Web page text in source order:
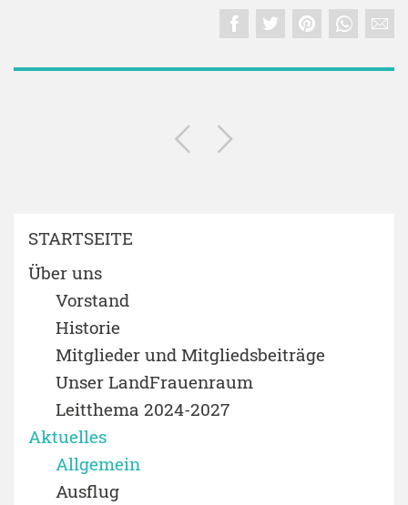
STARTSEITE
Über uns
Vorstand
Historie
Mitglieder und Mitgliedsbeiträge
Unser LandFrauenraum
Leitthema 2024-2027
Aktuelles
Allgemein
Ausflug